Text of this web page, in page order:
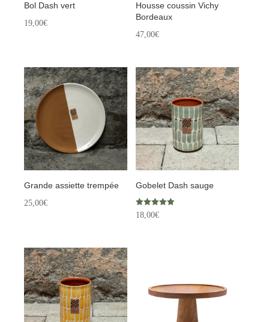
Bol Dash vert
19,00€
Housse coussin Vichy
Bordeaux
47,00€
Grande assiette trempée
25,00€
Gobelet Dash sauge
Note
5.00
18,00€